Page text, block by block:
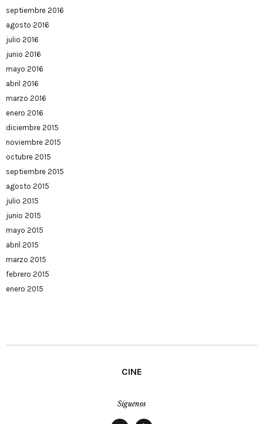
septiembre 2016
agosto 2016
julio 2016
junio 2016
mayo 2016
abril 2016
marzo 2016
enero 2016
diciembre 2015
noviembre 2015
octubre 2015
septiembre 2015
agosto 2015
julio 2015
junio 2015
mayo 2015
abril 2015
marzo 2015
febrero 2015
enero 2015
CINE
Síguenos